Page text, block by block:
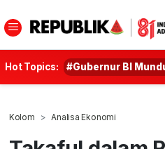
Hot Topics: #Gubernur BI
Kolom Analisa Ekonomi